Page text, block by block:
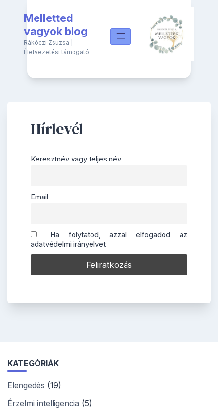
content
Melletted
vagyok blog
Rákóczi Zsuzsa |
Életvezetési támogató
Hírlevél
Keresztnév vagy teljes név
Email
Ha folytatod, azzal elfogadod az
adatvédelmi irányelvet
KATEGÓRIÁK
Elengedés (19)
Érzelmi intelligencia (5)